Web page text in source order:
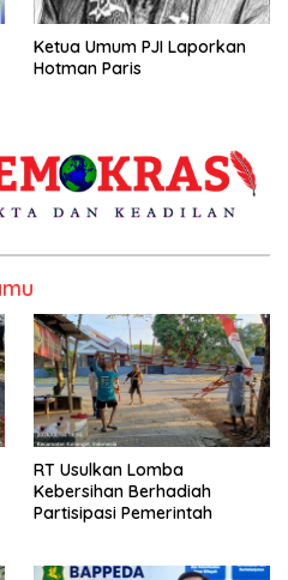
Ketua Umum PJI Laporkan
Hotman Paris
RT Usulkan Lomba
Kebersihan Berhadiah
Partisipasi Pemerintah